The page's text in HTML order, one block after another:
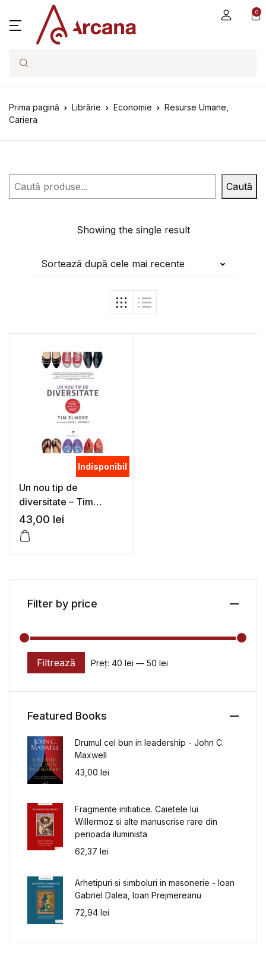
0
Search
Prima pagină Librărie Economie
Resurse Umane,
Cariera
Caută Caută
Showing the single result
Sortează după cele mai recente
Indisponibil
Un nou tip de
diversitate – Tim
Elmore
43,00 lei
Filter by price
Preț minim
Preț maxim
Filtrează Preț: 40 lei — 50 lei
Featured Books
Drumul cel bun in leadership - John C.
Maxwell
43,00 lei
Fragmente initiatice. Caietele lui
Willermoz si alte manuscrise rare din
perioada iluminista
62,37 lei
Arhetipuri si simboluri in masonerie - Ioan
Gabriel Dalea, Ioan Prejmereanu
72,94 lei